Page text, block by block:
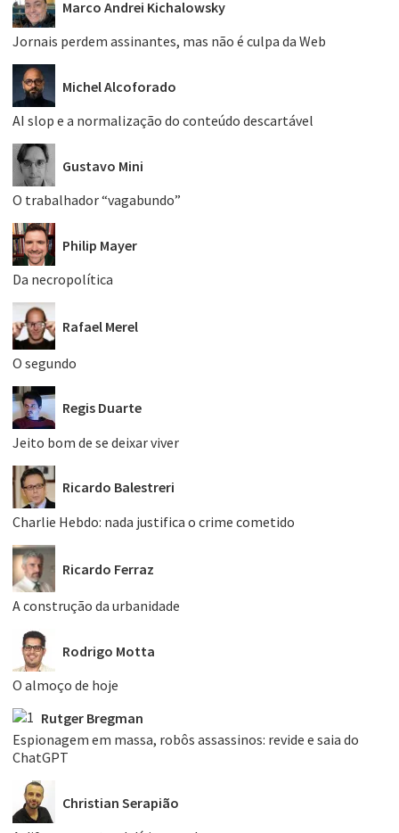
Marco Andrei Kichalowsky
Jornais perdem assinantes, mas não é culpa da Web
Michel Alcoforado
AI slop e a normalização do conteúdo descartável
Gustavo Mini
O trabalhador “vagabundo”
Philip Mayer
Da necropolítica
Rafael Merel
O segundo
Regis Duarte
Jeito bom de se deixar viver
Ricardo Balestreri
Charlie Hebdo: nada justifica o crime cometido
Ricardo Ferraz
A construção da urbanidade
Rodrigo Motta
O almoço de hoje
Rutger Bregman
Espionagem em massa, robôs assassinos: revide e saia do
ChatGPT
Christian Serapião